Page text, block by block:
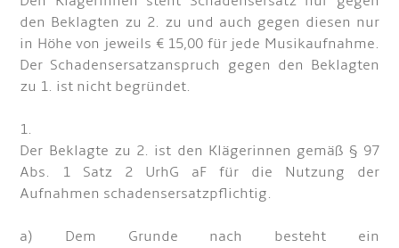
den Beklagten zu 2. zu und auch gegen diesen nur
in Höhe von jeweils € 15,00 für jede Musikaufnahme.
Der Schadensersatzanspruch gegen den Beklagten
zu 1. ist nicht begründet.
1.
Der Beklagte zu 2. ist den Klägerinnen gemäß § 97
Abs. 1 Satz 2 UrhG aF für die Nutzung der
Aufnahmen schadensersatzpflichtig.
a) Dem Grunde nach besteht ein